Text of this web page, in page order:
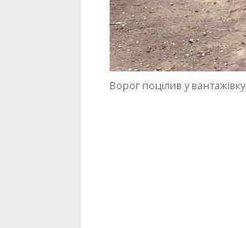
Ворог поцілив у вантажівку